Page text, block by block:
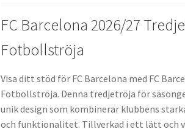
FC Barcelona 2026/27
Fotbollströja
Visa ditt stöd för FC Barcelona med FC
Fotbollströja. Denna tredjetröja för
unik design som kombinerar klubbens
och funktionalitet. Tillverkad i ett lätt och